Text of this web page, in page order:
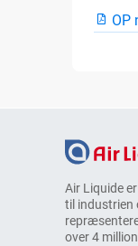
OP
Air Liquide
til industrien
over 4